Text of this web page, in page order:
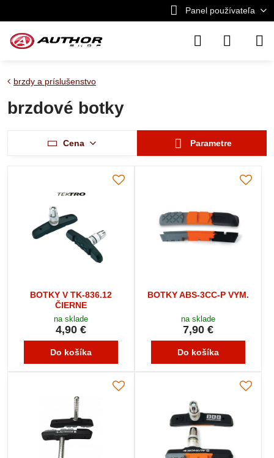
Panel používateľa
brzdy a príslušenstvo
brzdové botky
Cena Parametre
BOTKY V TK-836.12
ČIERNE
na sklade
4,90 €
Do košíka
BOTKY ABS-3CC-P VYM.
na sklade
7,90 €
Do košíka